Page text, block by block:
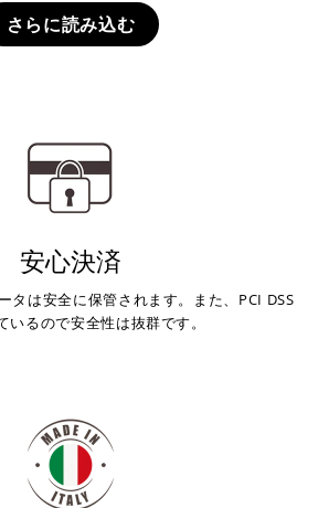
さらに読み込む
安心決済
タは安全に保管されます。また、PCI DSS
いるので安全性は抜群です。